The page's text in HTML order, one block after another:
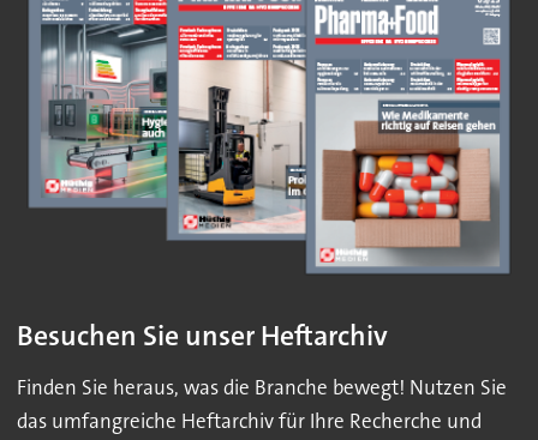
Besuchen Sie unser Heftarchiv
Finden Sie heraus, was die Branche bewegt! Nutzen Sie
das umfangreiche Heftarchiv für Ihre Recherche und